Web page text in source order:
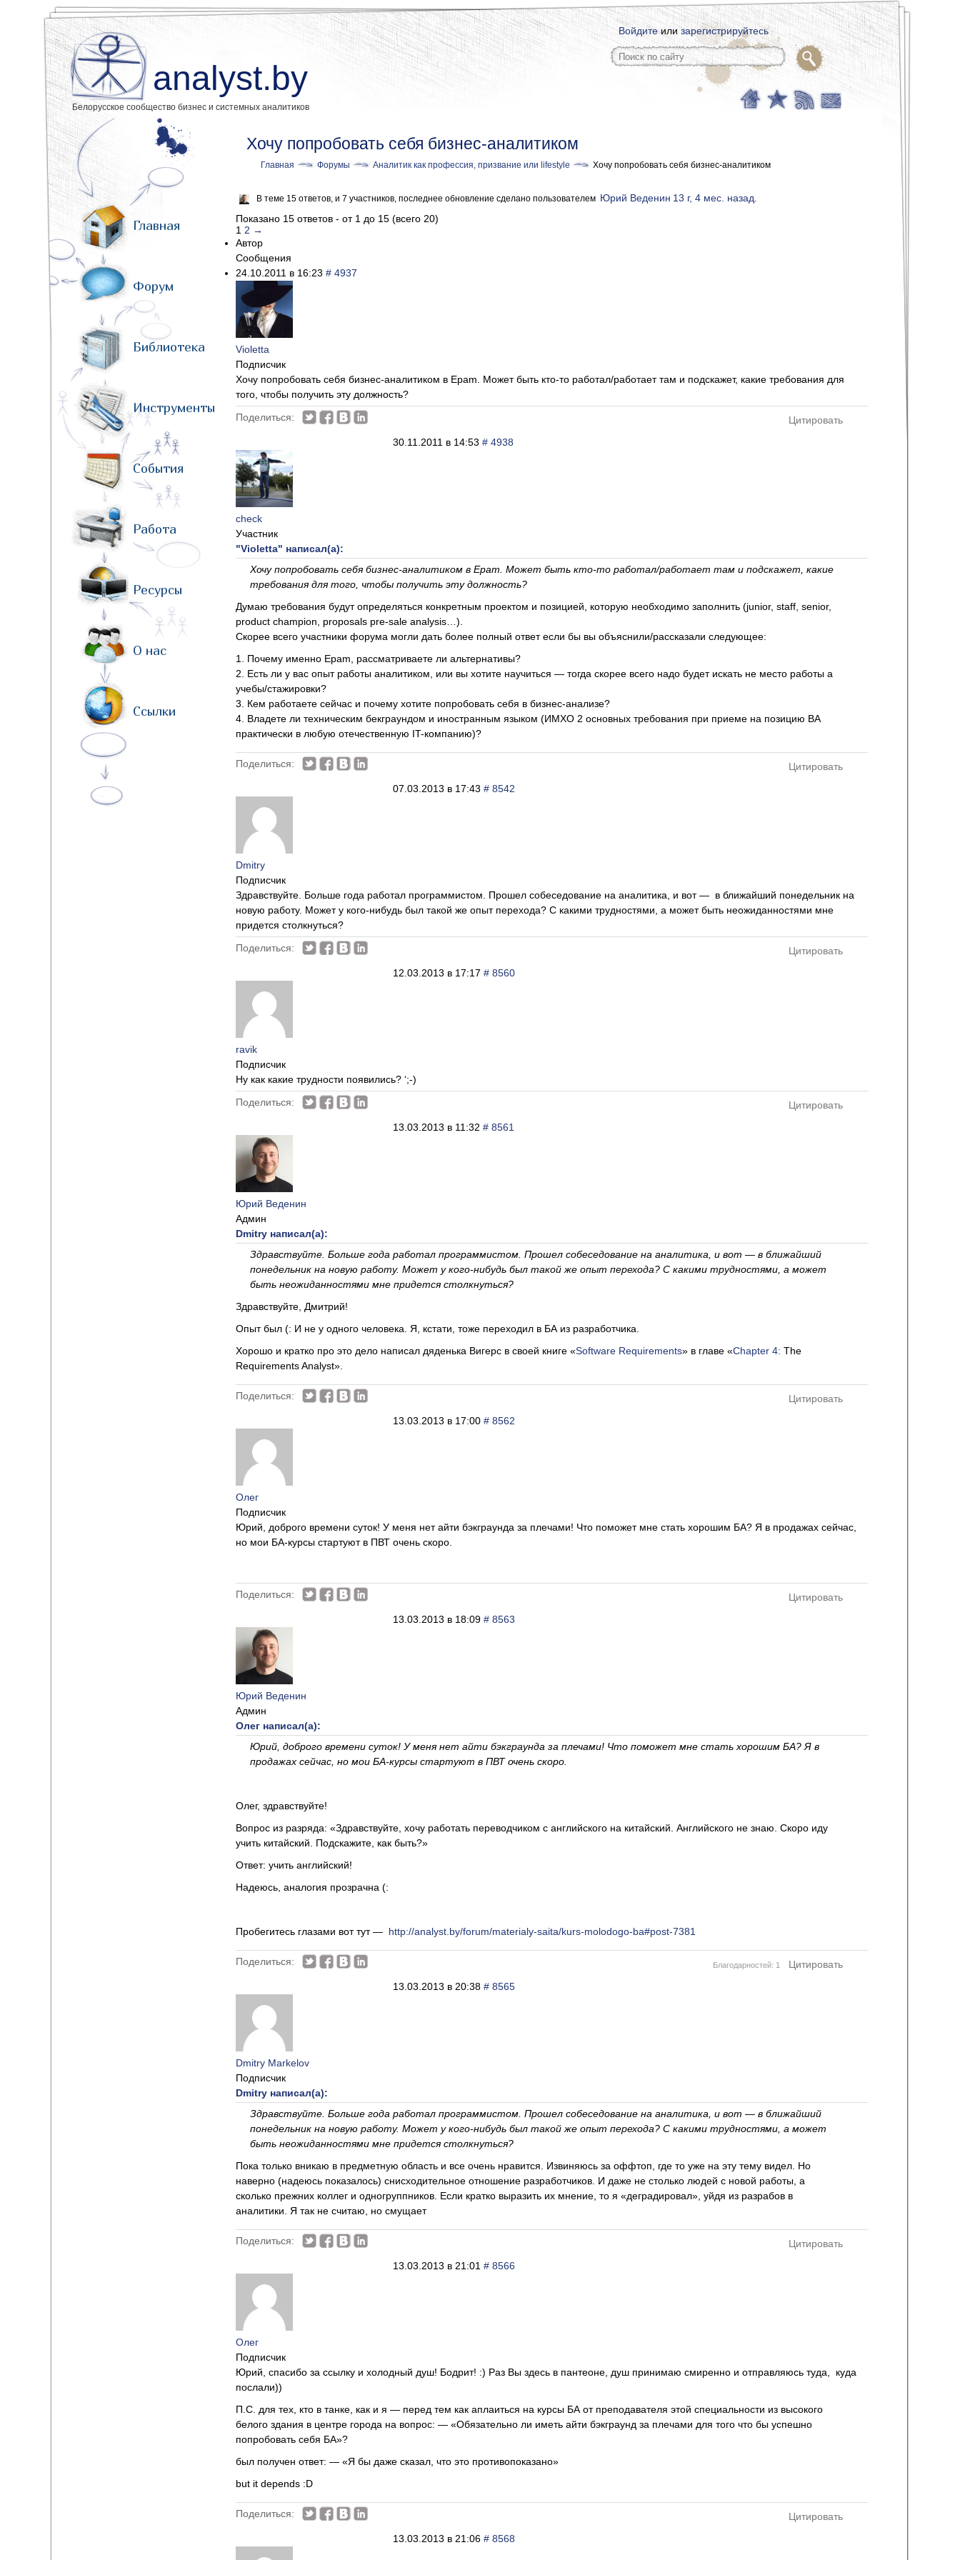
analyst.by
Белорусское сообщество бизнес и системных аналитиков
Войдитеилизарегистрируйтесь
Главная
Форум
Библиотека
Инструменты
События
Работа
Ресурсы
О нас
Ссылки
Хочу попробовать себя бизнес-аналитиком
Главная Форумы Аналитик как профессия, призвание или lifestyle Хочу попробовать себя бизнес-аналитиком
В теме 15 ответов, и 7 участников, последнее обновление сделано пользователем Юрий Веденин 13 г, 4 мес. назад.
Показано 15 ответов - от 1 до 15 (всего 20)
1 2 →
Автор
Сообщения
24.10.2011 в 16:23 # 4937
Violetta
Подписчик
Хочу попробовать себя бизнес-аналитиком в Epam. Может быть кто-то работал/работает там и подскажет, какие требования для
того, чтобы получить эту должность?
Поделиться:
Цитировать
30.11.2011 в 14:53 # 4938
check
Участник
"Violetta" написал(а):
Хочу попробовать себя бизнес-аналитиком в Epam. Может быть кто-то работал/работает там и подскажет, какие
требования для того, чтобы получить эту должность?
Думаю требования будут определяться конкретным проектом и позицией, которую необходимо заполнить (junior, staff, senior,
product champion, proposals pre-sale analysis…).
Скорее всего участники форума могли дать более полный ответ если бы вы объяснили/рассказали следующее:
1. Почему именно Epam, рассматриваете ли альтернативы?
2. Есть ли у вас опыт работы аналитиком, или вы хотите научиться — тогда скорее всего надо будет искать не место работы а
учебы/стажировки?
3. Кем работаете сейчас и почему хотите попробовать себя в бизнес-анализе?
4. Владете ли техническим бекграундом и иностранным языком (ИМХО 2 основных требования при приеме на позицию BA
практически в любую отечественную IT-компанию)?
Поделиться:
Цитировать
07.03.2013 в 17:43 # 8542
Dmitry
Подписчик
Здравствуйте. Больше года работал программистом. Прошел собеседование на аналитика, и вот — в ближайший понедельник на
новую работу. Может у кого-нибудь был такой же опыт перехода? С какими трудностями, а может быть неожиданностями мне
придется столкнуться?
Поделиться:
Цитировать
12.03.2013 в 17:17 # 8560
ravik
Подписчик
Ну как какие трудности появились? ‘;-)
Поделиться:
Цитировать
13.03.2013 в 11:32 # 8561
Юрий Веденин
Админ
Dmitry написал(а):
Здравствуйте. Больше года работал программистом. Прошел собеседование на аналитика, и вот — в ближайший
понедельник на новую работу. Может у кого-нибудь был такой же опыт перехода? С какими трудностями, а может
быть неожиданностями мне придется столкнуться?
Здравствуйте, Дмитрий!
Опыт был (: И не у одного человека. Я, кстати, тоже переходил в БА из разработчика.
Хорошо и кратко про это дело написал дяденька Вигерс в своей книге «Software Requirements» в главе «Chapter 4: The
Requirements Analyst».
Поделиться:
Цитировать
13.03.2013 в 17:00 # 8562
Олег
Подписчик
Юрий, доброго времени суток! У меня нет айти бэкграунда за плечами! Что поможет мне стать хорошим БА? Я в продажах сейчас,
но мои БА-курсы стартуют в ПВТ очень скоро.
Поделиться:
Цитировать
13.03.2013 в 18:09 # 8563
Юрий Веденин
Админ
Олег написал(а):
Юрий, доброго времени суток! У меня нет айти бэкграунда за плечами! Что поможет мне стать хорошим БА? Я в
продажах сейчас, но мои БА-курсы стартуют в ПВТ очень скоро.
Олег, здравствуйте!
Вопрос из разряда: «Здравствуйте, хочу работать переводчиком с английского на китайский. Английского не знаю. Скоро иду
учить китайский. Подскажите, как быть?»
Ответ: учить английский!
Надеюсь, аналогия прозрачна (:
Пробегитесь глазами вот тут — http://analyst.by/forum/materialy-saita/kurs-molodogo-ba#post-7381
Поделиться: Благодарностей: 1
Цитировать
13.03.2013 в 20:38 # 8565
Dmitry Markelov
Подписчик
Dmitry написал(а):
Здравствуйте. Больше года работал программистом. Прошел собеседование на аналитика, и вот — в ближайший
понедельник на новую работу. Может у кого-нибудь был такой же опыт перехода? С какими трудностями, а может
быть неожиданностями мне придется столкнуться?
Пока только вникаю в предметную область и все очень нравится. Извиняюсь за оффтоп, где то уже на эту тему видел. Но
наверно (надеюсь показалось) снисходительное отношение разработчиков. И даже не столько людей с новой работы, а
сколько прежних коллег и одногруппников. Если кратко выразить их мнение, то я «деградировал», уйдя из разрабов в
аналитики. Я так не считаю, но смущает
Поделиться:
Цитировать
13.03.2013 в 21:01 # 8566
Олег
Подписчик
Юрий, спасибо за ссылку и холодный душ! Бодрит! :) Раз Вы здесь в пантеоне, душ принимаю смиренно и отправляюсь туда, куда
послали))
П.С. для тех, кто в танке, как и я — перед тем как аплаиться на курсы БА от преподавателя этой специальности из высокого
белого здания в центре города на вопрос: — «Обязательно ли иметь айти бэкграунд за плечами для того что бы успешно
попробовать себя БА»?
был получен ответ: — «Я бы даже сказал, что это противопоказано»
but it depends :D
Поделиться:
Цитировать
13.03.2013 в 21:06 # 8568